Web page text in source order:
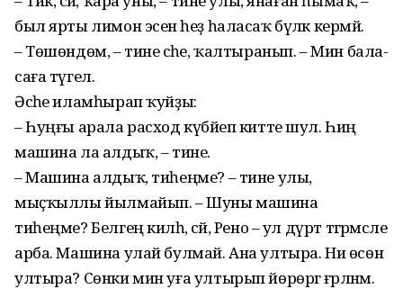
был ярты лимон эсенә һеҙ һаласаҡ бүләк кермәй.
– Төшөндөм, – тине әсәһе, ҡалтыранып. – Мин бала-
саға түгел.
Әсәһе иламһырап ҡуйҙы:
– Һуңғы арала расход күбәйеп китте шул. Һиңә
машина ла алдыҡ, – тине.
– Машина алдыҡ, тиһеңме? – тине улы,
мыҫҡыллы йылмайып. – Шуны машина
тиһеңме? Белгең килһә, әсәй, Рено – ул дүрт тәгәрмәсле
арба. Машина улай булмай. Ана ултыра. Ни өсөн
ултыра? Сөнки мин уға ултырып йөрөргә ғәрләнәм.